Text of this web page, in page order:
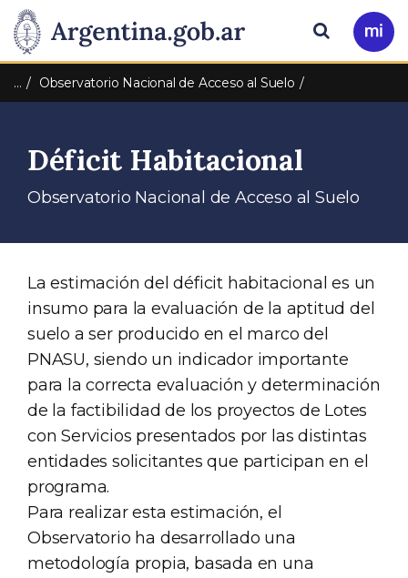
Presidencia
de
Nación
Pasar al contenido principal
Ir
a
Buscar
… Observatorio Nacional de Acceso al Suelo
Déficit Habitacional
Observatorio Nacional de Acceso al Suelo
La estimación del déficit habitacional es un
insumo para la evaluación de la aptitud del
suelo a ser producido en el marco del
PNASU, siendo un indicador importante
para la correcta evaluación y determinación
de la factibilidad de los proyectos de Lotes
con Servicios presentados por las distintas
entidades solicitantes que participan en el
programa.
Para realizar esta estimación, el
Observatorio ha desarrollado una
metodología propia, basada en una